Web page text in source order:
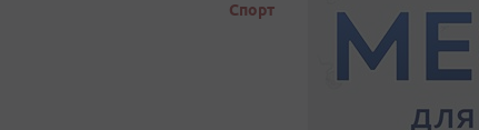
Спорт